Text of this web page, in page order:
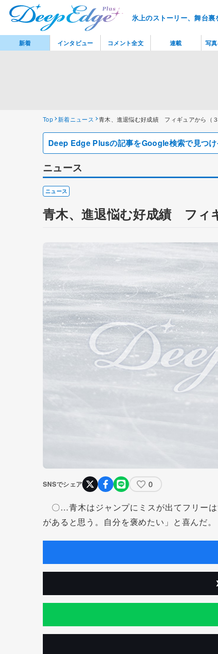
氷上のストーリー、舞台
Top 新着ニュース 青木、進退悩む好成績 フィギュアから（
Deep Edge Plusの記事をGoogle検索で見つ
ニュース
ニュース
青木、進退悩む好成績 フィ
SNSでシェア 0
〇…青木はジャンプにミスが出てフリー
があると思う。自分を褒めたい」と喜んだ。
新着 インタビュー コメント全文 連載 写